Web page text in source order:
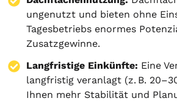
ungenutzt und bieten ohne
Tagesbetriebs enormes
Zusatzgewinne.
Langfristige Einkünfte: Eine
langfristig veranlagt (z. B.
Ihnen mehr Stabilität und